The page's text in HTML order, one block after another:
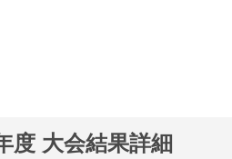
度 大会結果詳細